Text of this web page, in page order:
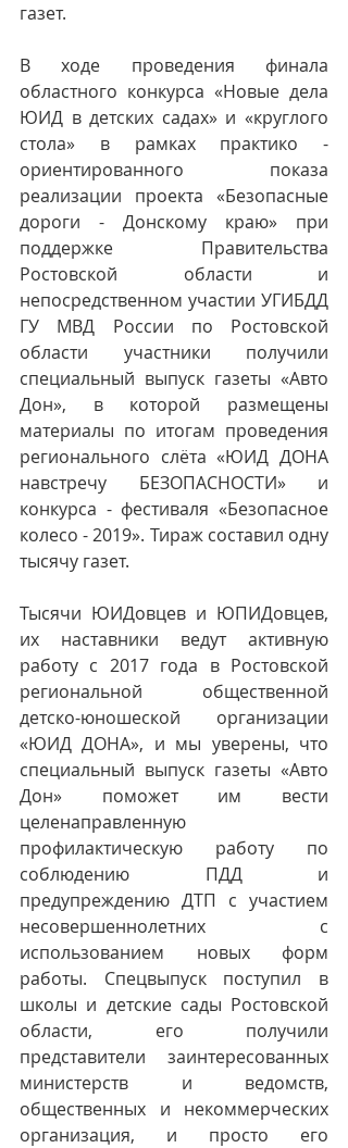
газет.
В ходе проведения финала
областного конкурса «Новые дела
ЮИД в детских садах» и «круглого
стола» в рамках практико -
ориентированного показа
реализации проекта «Безопасные
дороги - Донскому краю» при
поддержке Правительства
Ростовской области и
непосредственном участии УГИБДД
ГУ МВД России по Ростовской
области участники получили
специальный выпуск газеты «Авто
Дон», в которой размещены
материалы по итогам проведения
регионального слёта «ЮИД ДОНА
навстречу БЕЗОПАСНОСТИ» и
конкурса - фестиваля «Безопасное
колесо - 2019». Тираж составил одну
тысячу газет.
Тысячи ЮИДовцев и ЮПИДовцев,
их наставники ведут активную
работу с 2017 года в Ростовской
региональной общественной
детско-юношеской организации
«ЮИД ДОНА», и мы уверены, что
специальный выпуск газеты «Авто
Дон» поможет им вести
целенаправленную
профилактическую работу по
соблюдению ПДД и
предупреждению ДТП с участием
несовершеннолетних с
использованием новых форм
работы. Спецвыпуск поступил в
школы и детские сады Ростовской
области, его получили
представители заинтересованных
министерств и ведомств,
общественных и некоммерческих
организация, и просто его